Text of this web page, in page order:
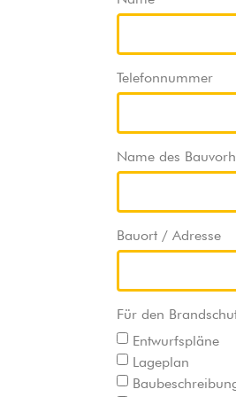
Telefonnummer
Name des
Bauort / Adresse
Für den
Entwurfspläne
Lageplan